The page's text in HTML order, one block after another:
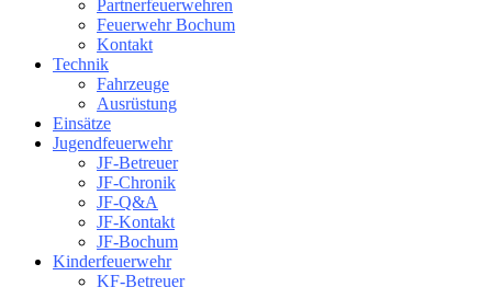
Partnerfeuerwehren
Feuerwehr Bochum
Kontakt
Technik
Fahrzeuge
Ausrüstung
Einsätze
Jugendfeuerwehr
JF-Betreuer
JF-Chronik
JF-Q&A
JF-Kontakt
JF-Bochum
Kinderfeuerwehr
KF-Betreuer